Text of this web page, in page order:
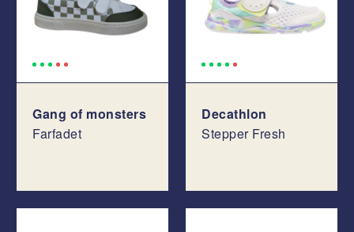
Gang of monsters
Farfadet
Decathlon
Stepper Fresh